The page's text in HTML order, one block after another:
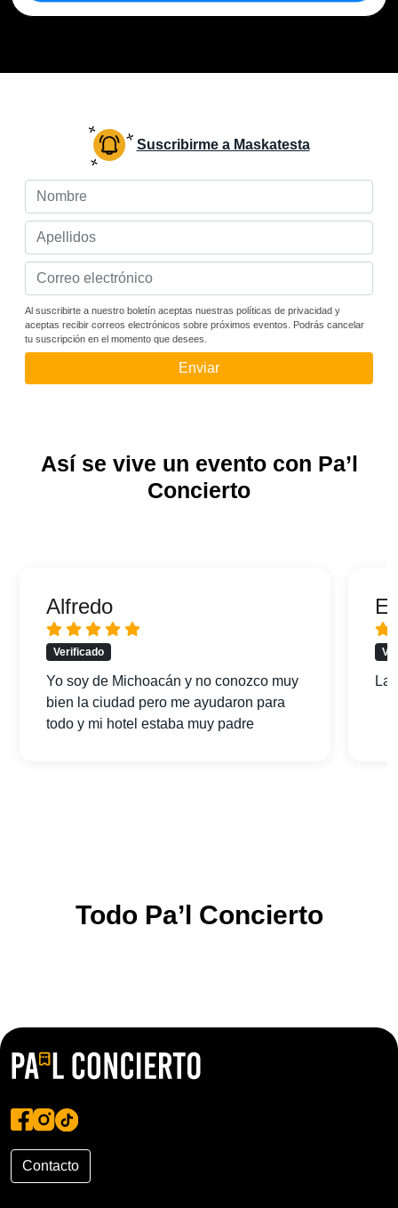
Suscribirme a Maskatesta
Al suscribirte a nuestro boletín aceptas nuestras políticas de privacidad y
aceptas recibir correos electrónicos sobre próximos eventos. Podrás cancelar
tu suscripción en el momento que desees.
Enviar
Así se vive un evento con Pa’l
Concierto
Alfredo
Verificado
Yo soy de Michoacán y no conozco muy
bien la ciudad pero me ayudaron para
todo y mi hotel estaba muy padre
La
Todo Pa’l Concierto
Contacto